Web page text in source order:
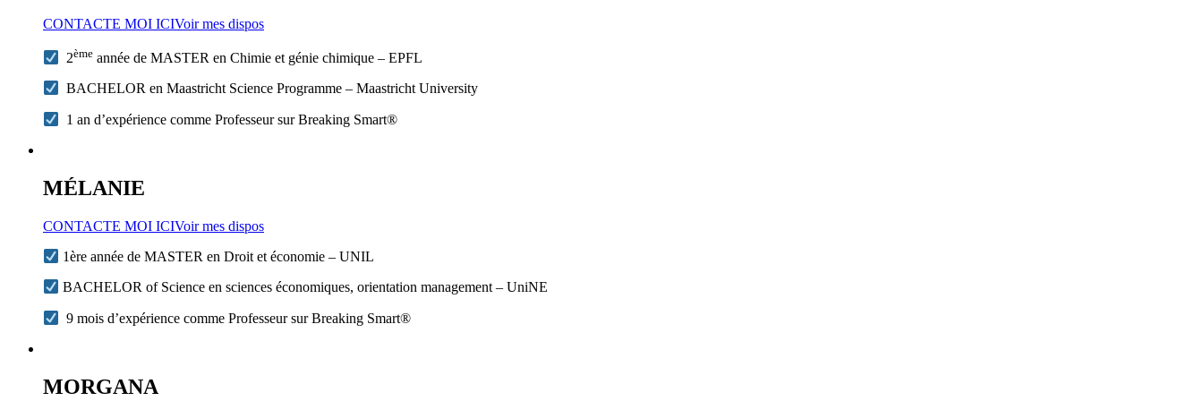
CONTACTE MOI ICIVoir mes dispos
2ème année de MASTER en Chimie et génie chimique – EPFL
BACHELOR en Maastricht Science Programme – Maastricht University
1 an d’expérience comme Professeur sur Breaking Smart®
MÉLANIE
CONTACTE MOI ICIVoir mes dispos
1ère année de MASTER en Droit et économie – UNIL
BACHELOR of Science en sciences économiques, orientation management – UniNE
9 mois d’expérience comme Professeur sur Breaking Smart®
MORGANA